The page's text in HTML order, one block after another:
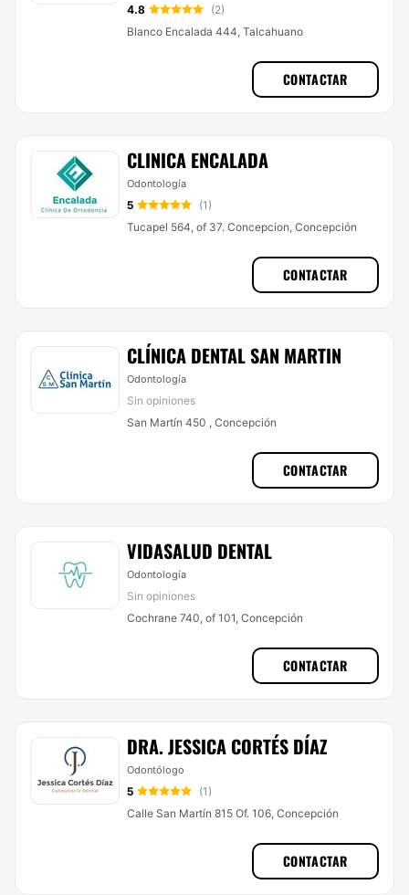
4.8
(2)
Blanco Encalada 444, Talcahuano
CONTACTAR
CLINICA ENCALADA
Odontología
5
(1)
Tucapel 564, of 37. Concepcion, Concepción
CONTACTAR
CLÍNICA DENTAL SAN MARTIN
Odontología
Sin opiniones
San Martín 450 , Concepción
CONTACTAR
VIDASALUD DENTAL
Odontología
Sin opiniones
Cochrane 740, of 101, Concepción
CONTACTAR
DRA. JESSICA CORTÉS DÍAZ
Odontólogo
5
(1)
Calle San Martín 815 Of. 106, Concepción
CONTACTAR